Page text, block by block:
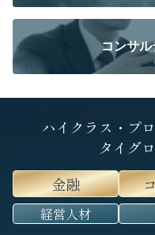
コンサル
ハイクラス・プ
タイグ
金融
経営人材